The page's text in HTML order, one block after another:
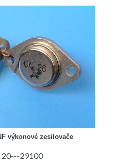
výkonové zesilovače
20---29100